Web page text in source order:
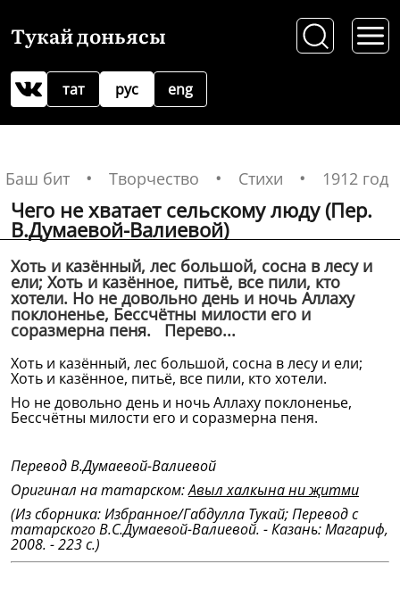
Тукай доньясы
рус
тат eng
Баш бит Творчество Стихи 1912 год
Чего не хватает сельскому люду (Пер.
В.Думаевой-Валиевой)
Хоть и казённый, лес большой, сосна в лесу и
ели; Хоть и казённое, питьё, все пили, кто
хотели. Но не довольно день и ночь Аллаху
поклоненье, Бессчётны милости его и
соразмерна пеня. Перево...
Хоть и казённый, лес большой, сосна в лесу и ели;
Хоть и казённое, питьё, все пили, кто хотели.
Но не довольно день и ночь Аллаху поклоненье,
Бессчётны милости его и соразмерна пеня.
Перевод В.Думаевой-Валиевой
Оригинал на татарском:Авыл халкына ни җитми
(Из сборника: Избранное/Габдулла Тукай; Перевод с
татарского В.С.Думаевой-Валиевой. - Казань: Магариф,
2008. - 223 с.)